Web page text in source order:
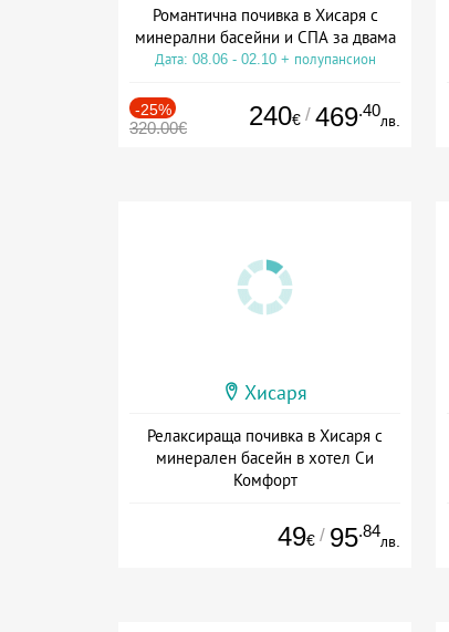
Романтична почивка в Хисаря с
минерални басейни и СПА за двама
Дата: 08.06 - 02.10 + полупансион
-25%
320.00€ 240€ / 469.40
лв.
Хисаря
Релаксираща почивка в Хисаря с
минерален басейн в хотел Си
Комфорт
49€ / 95.84
лв.